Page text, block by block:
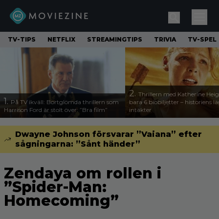
TV-TIPS NETFLIX STREAMINGTIPS TRIVIA TV-SPEL
1. På TV ikväll: Bortglömda thrillern som
Harrison Ford är stolt över: ”Bra film”
2. Thrillern med Katherine
bara 6 biobiljetter – historiens
intäkter
Dwayne Johnson försvarar ”Vaiana” efter
sågningarna: ”Sånt händer”
Zendaya om rollen i
”Spider-Man:
Homecoming”